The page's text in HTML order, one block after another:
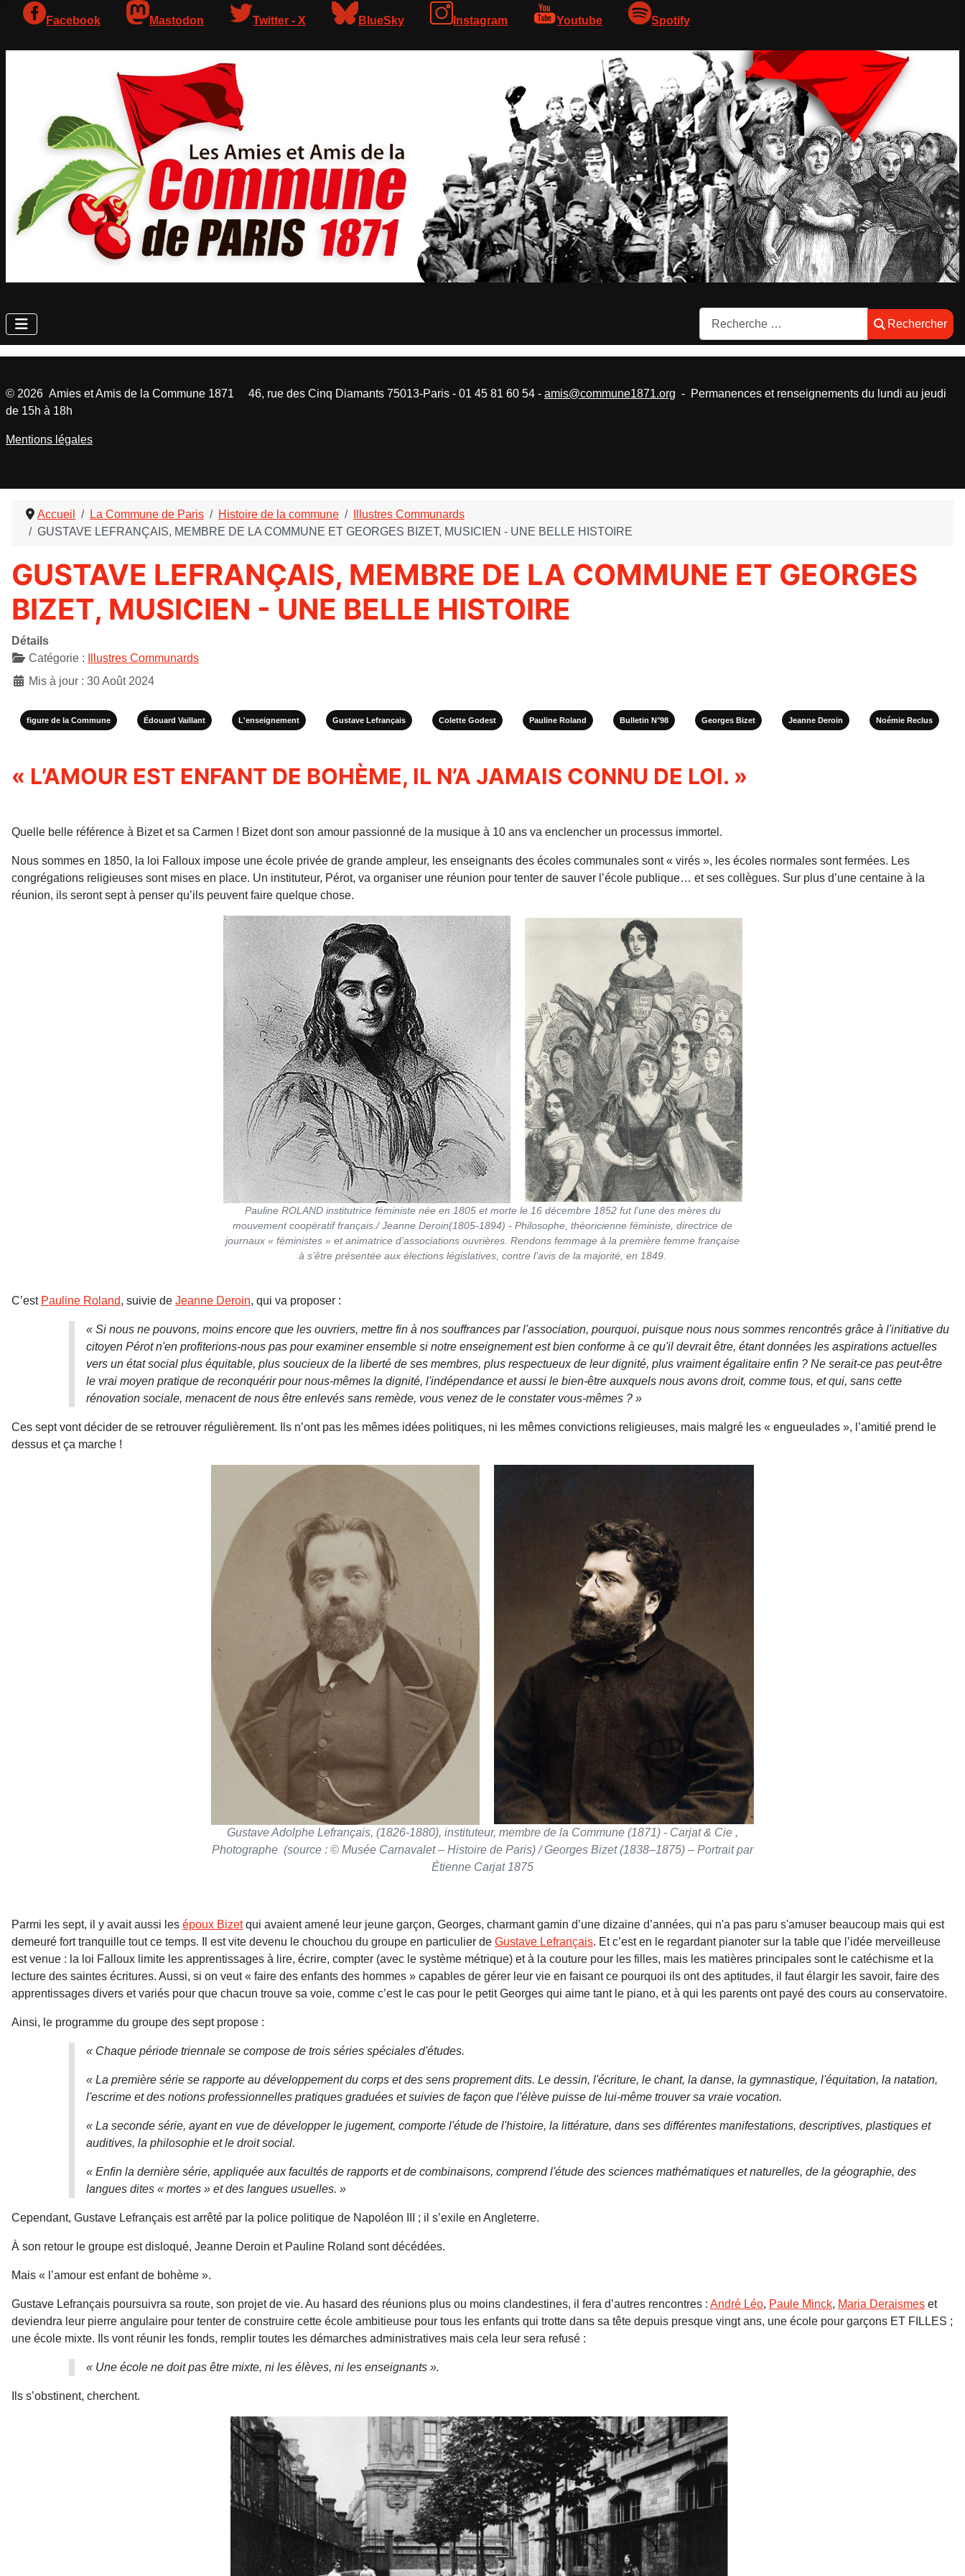
Facebook Mastodon Twitter - X BlueSky Instagram Youtube Spotify
Rechercher
Rechercher
Accueil La Commune de Paris Histoire de la commune
Illustres Communards
GUSTAVE LEFRANÇAIS, MEMBRE DE LA COMMUNE ET GEORGES BIZET, MUSICIEN - UNE BELLE HISTOIRE
GUSTAVE LEFRANÇAIS, MEMBRE DE LA COMMUNE ET GEORGES
BIZET, MUSICIEN - UNE BELLE HISTOIRE
Détails
Catégorie :
Illustres Communards
Mis à jour : 30 Août 2024
figure de la Commune Édouard Vaillant L'enseignement Gustave Lefrançais Colette Godest Pauline Roland Bulletin N°98 Georges Bizet Jeanne Deroin Noémie Reclus
« L’AMOUR EST ENFANT DE BOHÈME, IL N’A JAMAIS CONNU DE LOI. »
Quelle belle référence à Bizet et sa Carmen ! Bizet dont son amour pas­sionné de la musique à 10 ans va enclencher un processus immortel.
Nous sommes en 1850, la loi Falloux impose une école privée de grande ampleur, les enseignants des écoles communales sont « virés », les écoles normales sont fermées. Les
congrégations religieuses sont mises en place. Un instituteur, Pérot, va organiser une réunion pour tenter de sauver l’école publique… et ses collègues. Sur plus d’une centaine à la
réunion, ils seront sept à penser qu’ils peu­vent faire quelque chose.
Pauline ROLAND institutrice féministe née en 1805 et morte le 16 décembre 1852 fut l’une des mères du
mouvement coopératif français./ Jeanne Deroin(1805-1894) - Philosophe, théoricienne féministe, directrice de
journaux « féministes » et animatrice d’associations ouvrières. Rendons femmage à la première femme française
à s’être présentée aux élections législatives, contre l’avis de la majorité, en 1849.
C’est Pauline Roland, suivie de Jeanne Deroin, qui va proposer :
« Si nous ne pouvons, moins encore que les ouvriers, mettre fin à nos souffrances par l'association, pour­quoi, puisque nous nous sommes rencontrés grâce à l'initiative du
citoyen Pérot n'en profiterions-nous pas pour examiner ensemble si notre enseignement est bien conforme à ce qu'il devrait être, étant don­nées les aspirations actuelles
vers un état social plus équitable, plus soucieux de la liberté de ses membres, plus respectueux de leur dignité, plus vrai­ment égalitaire enfin ? Ne serait-ce pas peut-être
le vrai moyen pratique de reconquérir pour nous-mêmes la dignité, l'indépendance et aussi le bien-être auxquels nous avons droit, comme tous, et qui, sans cette
rénovation sociale, menacent de nous être enlevés sans remède, vous venez de le constater vous-mêmes ? »
Ces sept vont décider de se retrouver régulièrement. Ils n’ont pas les mêmes idées politiques, ni les mêmes convictions religieuses, mais malgré les « engueulades », l’amitié prend le
dessus et ça marche !
Gustave Adolphe Lefrançais, (1826-1880), instituteur, membre de la Commune (1871) - Carjat & Cie ,
Photographe (source : © Musée Carnavalet – Histoire de Paris) / Georges Bizet (1838–1875) – Portrait par
Étienne Carjat 1875
Parmi les sept, il y avait aussi les époux Bizetqui avaient amené leur jeune garçon, Georges, char­mant gamin d’une dizaine d’années, qui n'a pas paru s'amuser beaucoup mais qui est
demeuré fort tranquille tout ce temps. Il est vite devenu le chouchou du groupe en particulier de Gustave Lefrançais. Et c’est en le regardant pianoter sur la table que l’idée mer­veilleuse
est venue : la loi Falloux limite les apprentissages à lire, écrire, compter (avec le système métrique) et à la couture pour les filles, mais les matières principales sont le catéchisme et la
lecture des saintes écritures. Aussi, si on veut « faire des enfants des hommes » capables de gérer leur vie en faisant ce pourquoi ils ont des aptitudes, il faut élargir les savoir, faire des
apprentissages divers et variés pour que chacun trouve sa voie, comme c’est le cas pour le petit Georges qui aime tant le piano, et à qui les parents ont payé des cours au conservatoire.
Ainsi, le programme du groupe des sept pro­pose :
« Chaque période triennale se compose de trois séries spéciales d'études.
« La première série se rapporte au développement du corps et des sens proprement dits. Le dessin, l'écriture, le chant, la danse, la gym­nastique, l'équitation, la natation,
l'escrime et des notions profession­nelles pratiques graduées et suivies de façon que l'élève puisse de lui-même trouver sa vraie vocation.
« La seconde série, ayant en vue de développer le jugement, com­porte l'étude de l'histoire, la littéra­ture, dans ses différentes manifestations, descrip­tives, plastiques et
auditives, la philosophie et le droit social.
« Enfin la dernière série, appliquée aux facultés de rapports et de combinaisons, comprend l'étude des sciences mathématiques et naturelles, de la géogra­phie, des
langues dites « mortes » et des langues usuelles. »
Cependant, Gustave Lefrançais est arrêté par la police politique de Napoléon III ; il s’exile en Angleterre.
À son retour le groupe est disloqué, Jeanne Deroin et Pauline Roland sont décédées.
Mais « l’amour est enfant de bohème ».
Gustave Lefrançais poursuivra sa route, son pro­jet de vie. Au hasard des réunions plus ou moins clandestines, il fera d’autres rencontres : André Léo, Paule Minck, Maria Deraismes et
deviendra leur pierre angulaire pour tenter de construire cette école ambitieuse pour tous les enfants qui trotte dans sa tête depuis presque vingt ans, une école pour garçons ET FILLES ;
une école mixte. Ils vont réunir les fonds, remplir toutes les démarches administratives mais cela leur sera refusé :
« Une école ne doit pas être mixte, ni les élèves, ni les enseignants ».
Ils s’obstinent, cherchent.
© 2026 Amies et Amis de la Commune 1871 46, rue des Cinq Diamants 75013-Paris - 01 45 81 60 54 - amis@commune1871.org - Permanences et renseignements du lundi au jeudi
de 15h à 18h
Mentions légales